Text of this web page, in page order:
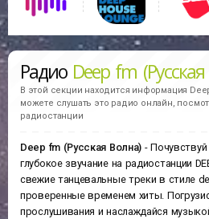
Радио Deep fm
В этой секции находится информация
можете слушать это радио онлайн,
радиостанции
Deep fm (Русская Волна) -
глубокое звучание на радиостанции
свежие танцевальные треки в стиле
проверенные временем хиты.
прослушивания и наслаждайся